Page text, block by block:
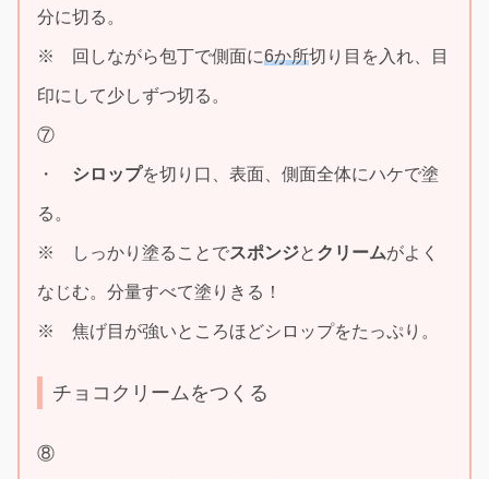
分に切る。
※ 回しながら包丁で側面に6か所切り目を入れ、目
印にして少しずつ切る。
⑦
・ シロップを切り口、表面、側面全体にハケで塗
る。
※ しっかり塗ることでスポンジと クリームがよく
なじむ。分量すべて塗りきる！
※ 焦げ目が強いところほどシロップをたっぷり。
チョコクリームをつくる
⑧